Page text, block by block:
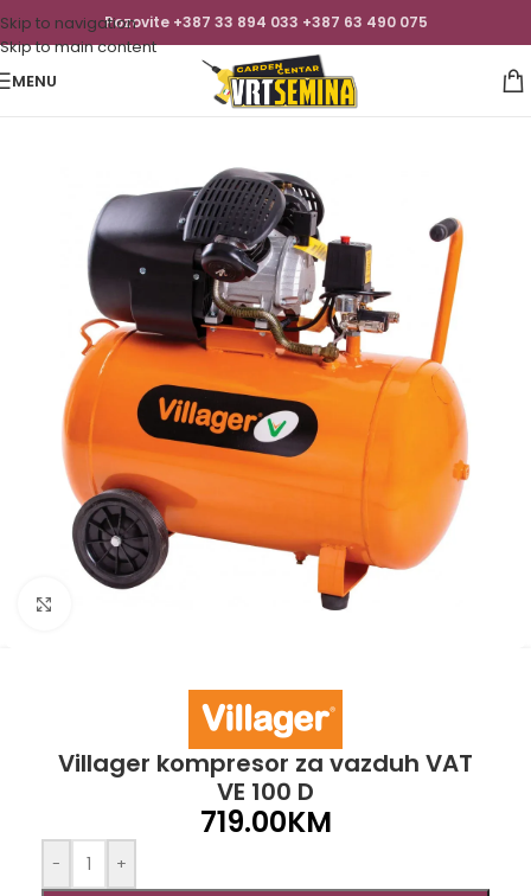
Skip to navigation
Skip to main content
Pozovite +387 33 894 033 +387 63 490 075
MENU
Villager kompresor za vazduh VAT
VE 100 D
719.00KM
- +